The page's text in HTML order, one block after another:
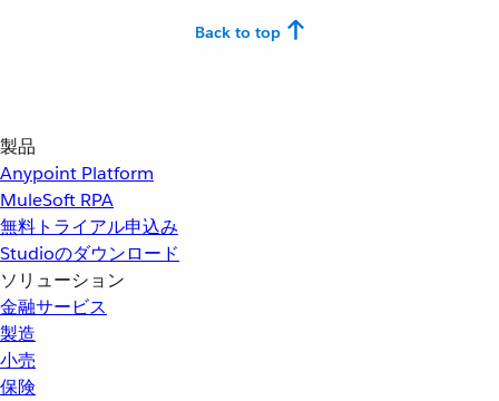
Back to top
製品
Anypoint Platform
MuleSoft RPA
無料トライアル申込み
Studioのダウンロード
ソリューション
金融サービス
製造
小売
保険